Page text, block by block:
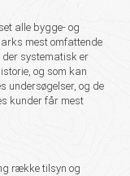
alle bygge- og
mest omfattende
der systematisk er
og som kan
undersøgelser, og de
kunder får mest
række tilsyn og